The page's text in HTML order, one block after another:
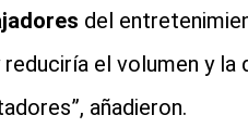
del
el volumen y la
añadieron.